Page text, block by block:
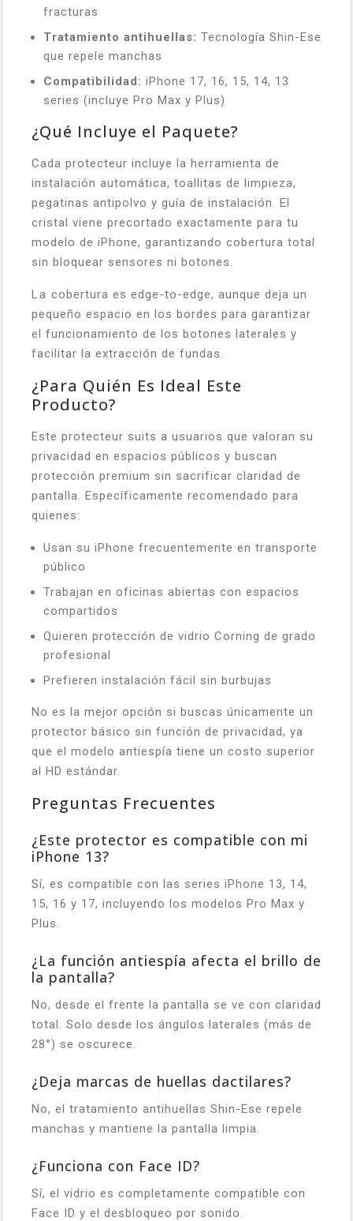
fracturas
Tratamiento antihuellas: Tecnología Shin-Ese
que repele manchas
Compatibilidad: iPhone 17, 16, 15, 14, 13
series (incluye Pro Max y Plus)
¿Qué Incluye el Paquete?
Cada protecteur incluye la herramienta de
instalación automática, toallitas de limpieza,
pegatinas antipolvo y guía de instalación. El
cristal viene precortado exactamente para tu
modelo de iPhone, garantizando cobertura total
sin bloquear sensores ni botones.
La cobertura es edge-to-edge, aunque deja un
pequeño espacio en los bordes para garantizar
el funcionamiento de los botones laterales y
facilitar la extracción de fundas.
¿Para Quién Es Ideal Este
Producto?
Este protecteur suits a usuarios que valoran su
privacidad en espacios públicos y buscan
protección premium sin sacrificar claridad de
pantalla. Específicamente recomendado para
quienes:
Usan su iPhone frecuentemente en transporte
público
Trabajan en oficinas abiertas con espacios
compartidos
Quieren protección de vidrio Corning de grado
profesional
Prefieren instalación fácil sin burbujas
No es la mejor opción si buscas únicamente un
protector básico sin función de privacidad, ya
que el modelo antiespía tiene un costo superior
al HD estándar.
Preguntas Frecuentes
¿Este protector es compatible con mi
iPhone 13?
Sí, es compatible con las series iPhone 13, 14,
15, 16 y 17, incluyendo los modelos Pro Max y
Plus.
¿La función antiespía afecta el brillo de
la pantalla?
No, desde el frente la pantalla se ve con claridad
total. Solo desde los ángulos laterales (más de
28°) se oscurece.
¿Deja marcas de huellas dactilares?
No, el tratamiento antihuellas Shin-Ese repele
manchas y mantiene la pantalla limpia.
¿Funciona con Face ID?
Sí, el vidrio es completamente compatible con
Face ID y el desbloqueo por sonido.